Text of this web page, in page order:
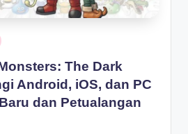
The Dark
Android, iOS, dan PC
dan Petualangan